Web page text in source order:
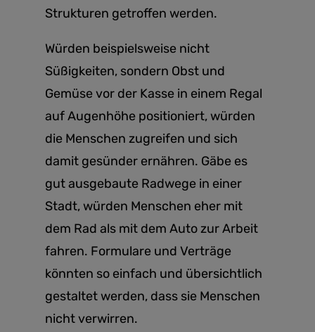
Strukturen getroffen werden.
Würden beispielsweise nicht
Süßigkeiten, sondern Obst und
Gemüse vor der Kasse in einem Regal
auf Augenhöhe positioniert, würden
die Menschen zugreifen und sich
damit gesünder ernähren. Gäbe es
gut ausgebaute Radwege in einer
Stadt, würden Menschen eher mit
dem Rad als mit dem Auto zur Arbeit
fahren. Formulare und Verträge
könnten so einfach und übersichtlich
gestaltet werden, dass sie Menschen
nicht verwirren.